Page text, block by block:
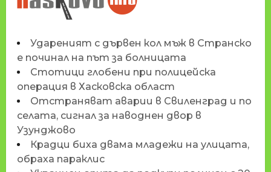
Удареният с дървен кол мъж в Странско
е починал на път за болницата
Стотици глобени при полицейска
операция в Хасковска област
Отстраняват аварии в Свиленград и по
селата, сигнал за наводнен двор в
Узунджово
Крадци биха двама младежи на улицата,
обраха параклис